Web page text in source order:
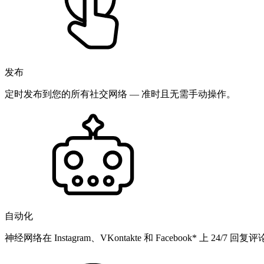
发布
定时发布到您的所有社交网络 — 准时且无需手动操作。
自动化
神经网络在 Instagram、VKontakte 和 Facebook* 上 24/7 回复评